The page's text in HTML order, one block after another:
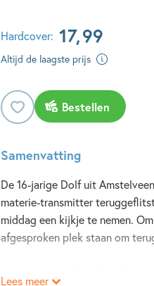
Hardcover: 17,99
Altijd de laagste prijs
Bestellen
Samenvatting
De 16-jarige Dolf uit
materie-transmitter
middag een kijkje te nemen.
afgesproken plek staan om
Maar door een foute
Lees meer